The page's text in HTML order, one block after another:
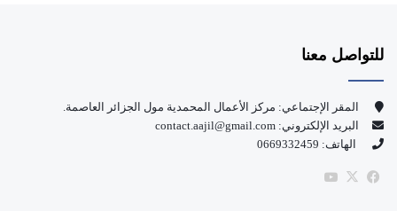
و
ك
للتواصل معنا
المقر الإجتماعي: مركز الأعمال المحمدية مول الجزائر العاصمة.
البريد الإلكتروني: contact.aajil@gmail.com
الهاتف: 0669332459
فيسبوك
‫X